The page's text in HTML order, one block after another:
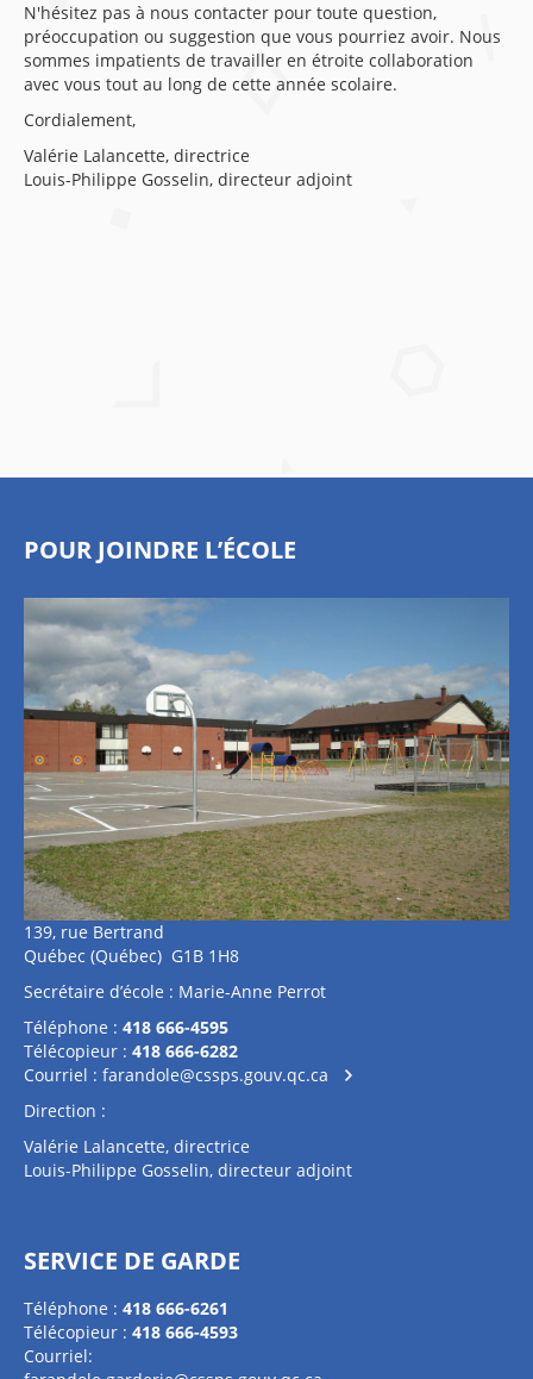
N'hésitez pas à nous contacter pour toute question,
préoccupation ou suggestion que vous pourriez avoir. Nous
sommes impatients de travailler en étroite collaboration
avec vous tout au long de cette année scolaire.
Cordialement,
Valérie Lalancette, directrice
Louis-Philippe Gosselin, directeur adjoint
POUR JOINDRE L’ÉCOLE
139, rue Bertrand
Québec (Québec) G1B 1H8
Secrétaire d’école : Marie-Anne Perrot
Téléphone : 418 666-4595
Télécopieur : 418 666-6282
Courriel : farandole@cssps.gouv.qc.ca
Direction :
Valérie Lalancette, directrice
Louis-Philippe Gosselin, directeur adjoint
SERVICE DE GARDE
Téléphone : 418 666-6261
Télécopieur : 418 666-4593
Courriel: